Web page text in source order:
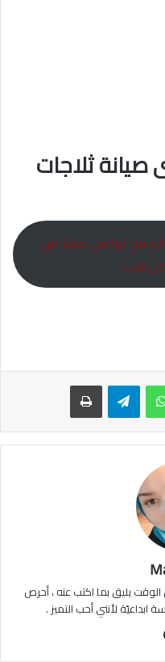
صيانة ثلاجات
تيج تواصل معنا من
هنــا
واتساب تيلقرام طباعة
يليق بما اكتب عنه ، أحرص
لأنني أحب التميز .